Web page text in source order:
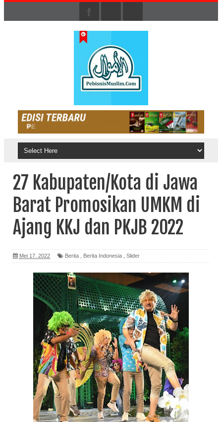
27 Kabupaten/Kota di Jawa
Barat Promosikan UMKM di
Ajang KKJ dan PKJB 2022
Mei 17, 2022 Berita Berita Indonesia Slider